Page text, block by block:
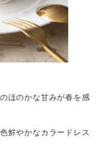
ほのかな甘みが春を感
鮮やかなカラードレス